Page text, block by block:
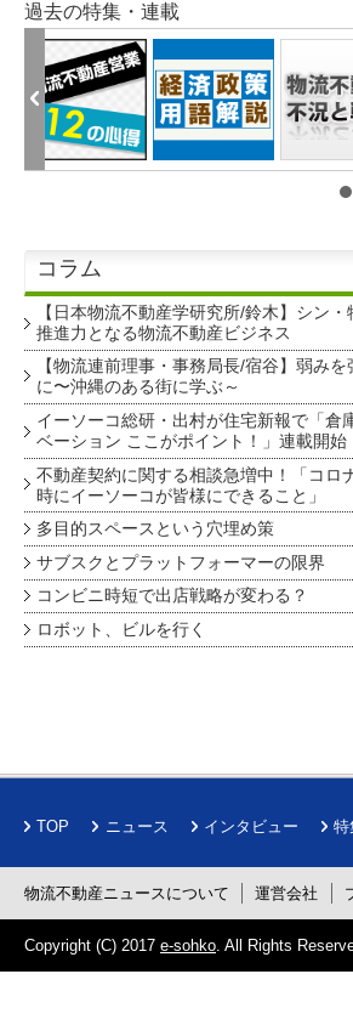
過去の特集・連載
コラム
【日本物流不動産学研究所/鈴木】シン・
推進力となる物流不動産ビジネス
【物流連前理事・事務局長/宿谷】弱みを
に〜沖縄のある街に学ぶ～
イーソーコ総研・出村が住宅新報で「倉
ベーション ここがポイント！」連載開始
不動産契約に関する相談急増中！「コロ
時にイーソーコが皆様にできること」
多目的スペースという穴埋め策
サブスクとプラットフォーマーの限界
コンビニ時短で出店戦略が変わる？
ロボット、ビルを行く
TOP ニュース インタビュー 特
物流不動産ニュースについて 運営会社
Copyright (C) 2017 e-sohko . All Rights